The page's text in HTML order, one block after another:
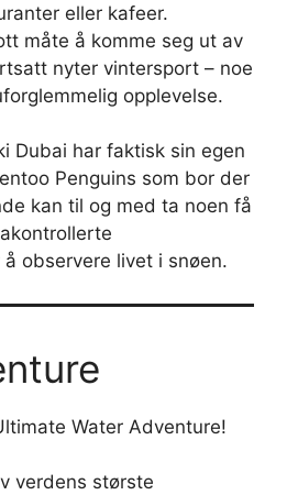
eller kafeer.
måte å komme seg ut av
nyter vintersport – noe
opplevelse.
Dubai har faktisk sin egen
Penguins som bor der
kan til og med ta noen få
observere livet i snøen.
Water Adventure!
verdens største